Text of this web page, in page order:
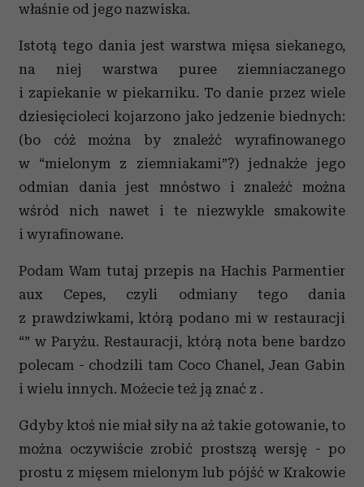
właśnie od jego nazwiska.
Istotą tego dania jest warstwa mięsa siekanego,
na niej warstwa puree ziemniaczanego
i zapiekanie w piekarniku. To danie przez wiele
dziesięcioleci kojarzono jako jedzenie biednych:
(bo cóż można by znaleźć wyrafinowanego
w “mielonym z ziemniakami”?) jednakże jego
odmian dania jest mnóstwo i znaleźć można
wśród nich nawet i te niezwykle smakowite
i wyrafinowane.
Podam Wam tutaj przepis na Hachis Parmentier
aux Cepes, czyli odmiany tego dania
z prawdziwkami, którą podano mi w restauracji
“” w Paryżu. Restauracji, którą nota bene bardzo
polecam - chodzili tam Coco Chanel, Jean Gabin
i wielu innych. Możecie też ją znać z .
Gdyby ktoś nie miał siły na aż takie gotowanie, to
można oczywiście zrobić prostszą wersję - po
prostu z mięsem mielonym lub pójść w Krakowie